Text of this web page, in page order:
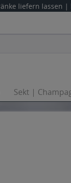
liefern lassen |
Sekt |